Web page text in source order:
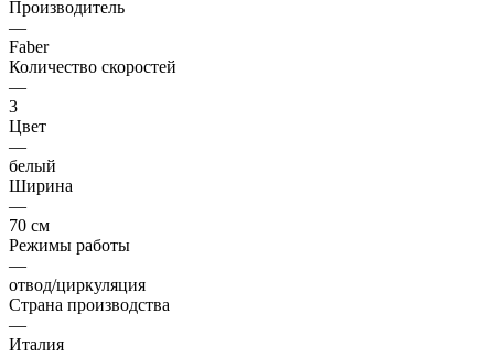
Производитель
—
Faber
Количество скоростей
—
3
Цвет
—
белый
Ширина
—
70 см
Режимы работы
—
отвод/циркуляция
Страна производства
—
Италия